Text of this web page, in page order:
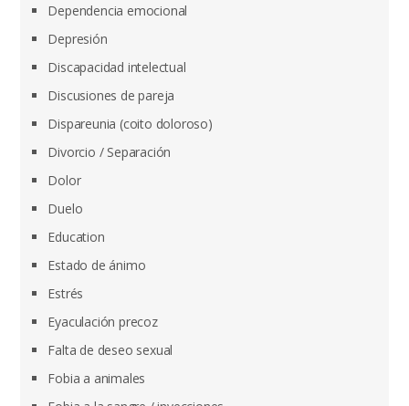
Dependencia emocional
Depresión
Discapacidad intelectual
Discusiones de pareja
Dispareunia (coito doloroso)
Divorcio / Separación
Dolor
Duelo
Education
Estado de ánimo
Estrés
Eyaculación precoz
Falta de deseo sexual
Fobia a animales